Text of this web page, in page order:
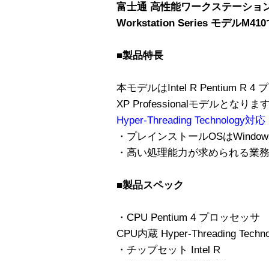
富士通 高性能ワークステーショ
Workstation Series モデルM410
■製品特長
本モデルはIntel R Pentium R 4
XP Professionalモデルとなりま
Hyper-Threading Technology対応
・プレインストールOSは
・高い処理能力が求められる業
■製品スペック
・CPU Pentium 4 プロッセッ
CPU内蔵 Hyper-Threading
・チップセット Intel R